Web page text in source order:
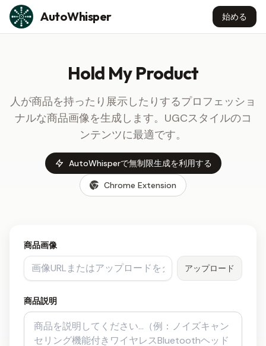
Skip to content
AutoWhisper 始める
Hold My Product
人が商品を持ったり展示したりするプロフェッショ
ナルな商品画像を生成します。UGCスタイルのコ
ンテンツに最適です。
AutoWhisperで無制限生成を利用する
Chrome Extension
商品画像
アップロード
商品説明